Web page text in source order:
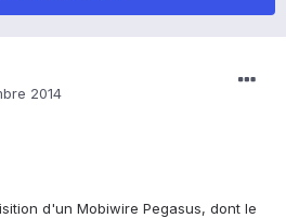
2014
d'un Mobiwire Pegasus, dont le